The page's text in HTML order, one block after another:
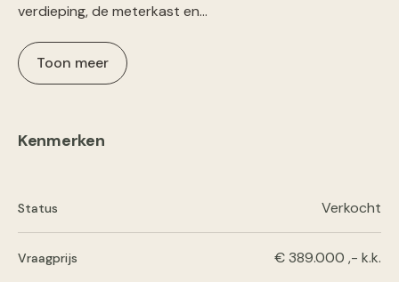
verdieping, de meterkast en…
Toon meer
Kenmerken
Status Verkocht
Vraagprijs € 389.000 ,- k.k.